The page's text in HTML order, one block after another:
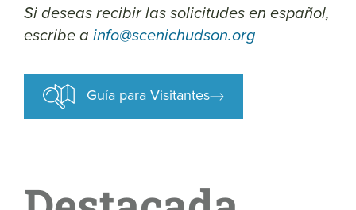
Si deseas recibir las solicitudes en español,
escribe a info@scenichudson.org
Guía para Visitantes